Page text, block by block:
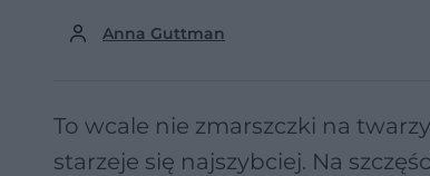
Anna Guttman
To wcale nie zmarszczki na
starzeje się najszybciej. Na